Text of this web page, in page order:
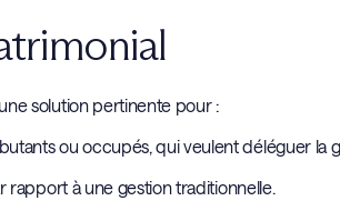
solution pertinente pour :
ou occupés, qui veulent déléguer la
rapport à une gestion traditionnelle.